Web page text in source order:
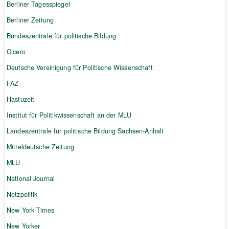
Berliner Tagesspiegel
Berliner Zeitung
Bundeszentrale für politische Bildung
Cicero
Deutsche Vereinigung für Politische Wissenschaft
FAZ
Hastuzeit
Institut für Politikwissenschaft an der MLU
Landeszentrale für politische Bildung Sachsen-Anhalt
Mitteldeutsche Zeitung
MLU
National Journal
Netzpolitik
New York Times
New Yorker